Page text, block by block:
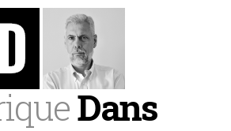
Dans